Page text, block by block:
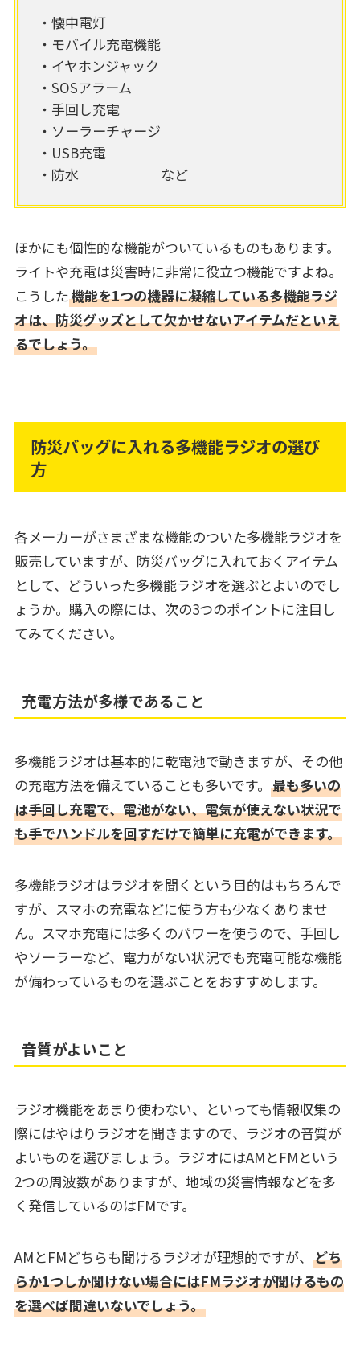
・懐中電灯
・モバイル充電機能
・イヤホンジャック
・SOSアラーム
・手回し充電
・ソーラーチャージ
・USB充電
・防水 など
ほかにも個性的な機能がついているものもあります。
ライトや充電は災害時に非常に役立つ機能ですよね。
こうした機能を1つの機器に凝縮している多機能ラジ
オは、防災グッズとして欠かせないアイテムだといえ
るでしょう。
防災バッグに入れる多機能ラジオの選び
方
各メーカーがさまざまな機能のついた多機能ラジオを
販売していますが、防災バッグに入れておくアイテム
として、どういった多機能ラジオを選ぶとよいのでし
ょうか。購入の際には、次の3つのポイントに注目し
てみてください。
充電方法が多様であること
多機能ラジオは基本的に乾電池で動きますが、その他
の充電方法を備えていることも多いです。 最も多いの
は手回し充電で、電池がない、電気が使えない状況で
も手でハンドルを回すだけで簡単に充電ができます。
多機能ラジオはラジオを聞くという目的はもちろんで
すが、スマホの充電などに使う方も少なくありませ
ん。スマホ充電には多くのパワーを使うので、手回し
やソーラーなど、電力がない状況でも充電可能な機能
が備わっているものを選ぶことをおすすめします。
音質がよいこと
ラジオ機能をあまり使わない、といっても情報収集の
際にはやはりラジオを聞きますので、ラジオの音質が
よいものを選びましょう。ラジオにはAMとFMという
2つの周波数がありますが、地域の災害情報などを多
く発信しているのはFMです。
AMとFMどちらも聞けるラジオが理想的ですが、 どち
らか1つしか聞けない場合にはFMラジオが聞けるもの
を選べば間違いないでしょう。